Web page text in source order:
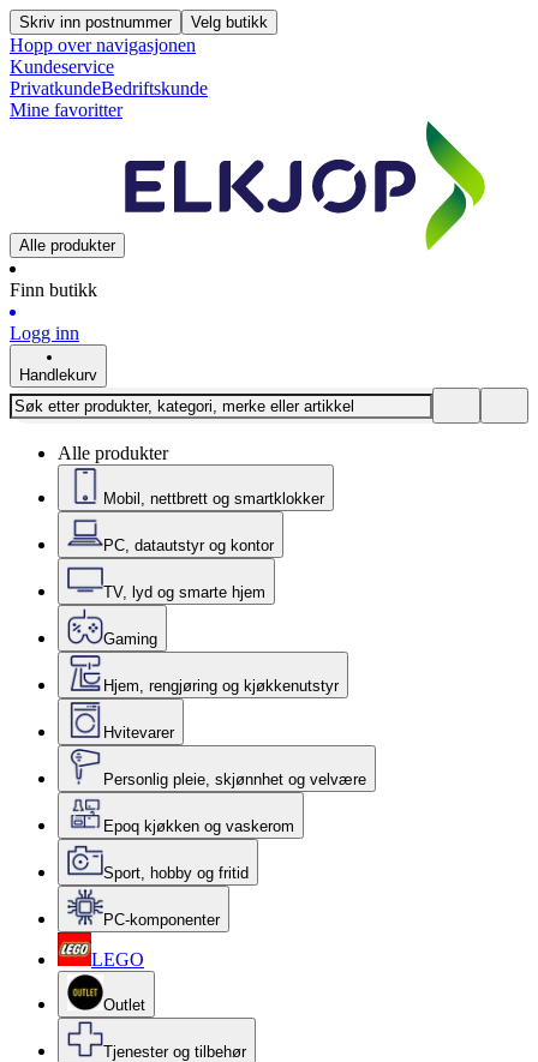
Skriv inn postnummer Velg butikk
Hopp over navigasjonen
Kundeservice
PrivatkundeBedriftskunde
Mine favoritter
Alle produkter
Finn butikk
Logg inn
Handlekurv
Alle produkter
Mobil, nettbrett og smartklokker
PC, datautstyr og kontor
TV, lyd og smarte hjem
Gaming
Hjem, rengjøring og kjøkkenutstyr
Hvitevarer
Personlig pleie, skjønnhet og velvære
Epoq kjøkken og vaskerom
Sport, hobby og fritid
PC-komponenter
LEGO
Outlet
Tjenester og tilbehør